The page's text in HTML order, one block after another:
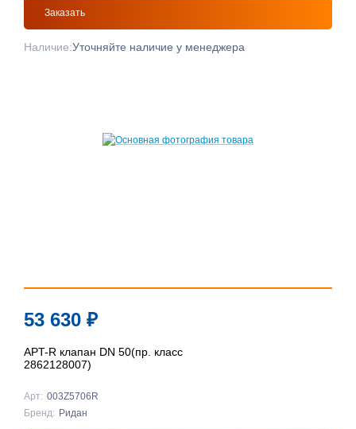
Заказать
Наличие:Уточняйте наличие у менеджера
53 630 ₽
APT-R клапан DN 50(пр. класс
2862128007)
Арт: 003Z5706R
Бренд: Ридан